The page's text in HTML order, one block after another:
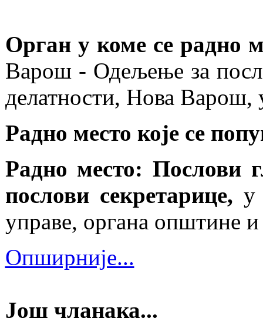
Орган у коме се радно
Варош - Одељење за
делатности, Нова Варош,
Радно место које се
Радно место: Послови
послови секретарице, у
управе, органа општине
Опширније...
Још чланака...